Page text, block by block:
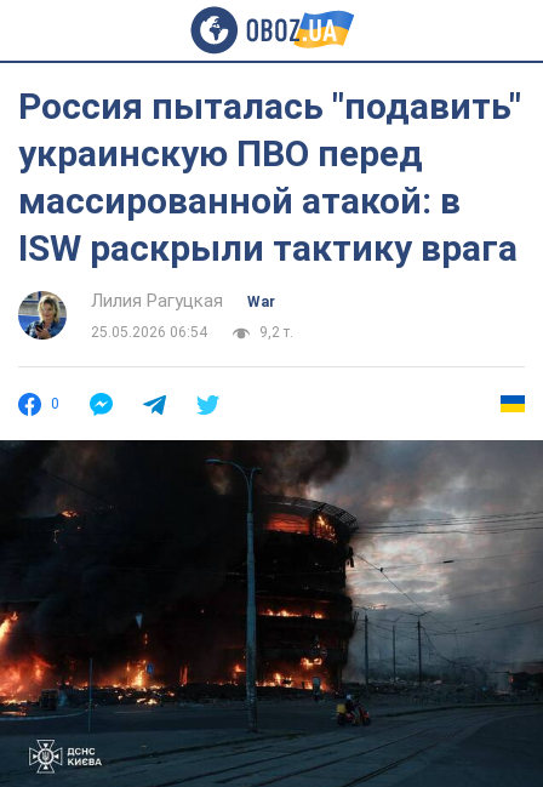
Россия пыталась "подавить"
украинскую ПВО перед
массированной атакой: в
ISW раскрыли тактику врага
Лилия Рагуцкая
War
25.05.2026 06:54
9,2 т.
0